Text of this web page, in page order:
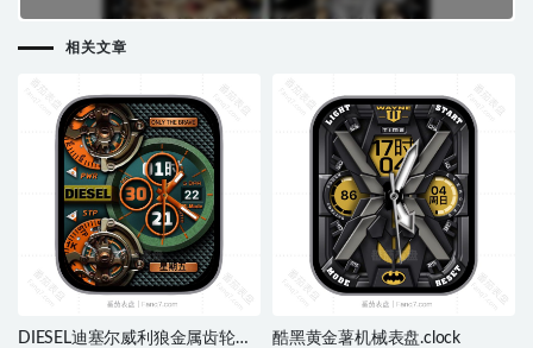
男士系列RM 57-03价值837万表盘.clock
相关文章
DIESEL迪塞尔威利狼金属齿轮步
酷黑黄金薯机械表盘.clock